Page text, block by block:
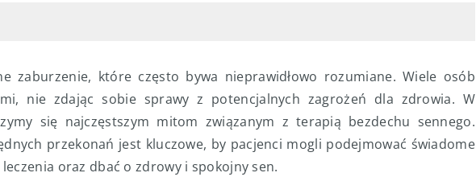
zaburzenie, które często bywa nieprawidłowo rozumiane. Wiele osób
nie zdając sobie sprawy z potencjalnych zagrożeń dla zdrowia. W
się najczęstszym mitom związanym z terapią bezdechu sennego.
przekonań jest kluczowe, by pacjenci mogli podejmować świadome
oraz dbać o zdrowy i spokojny sen.